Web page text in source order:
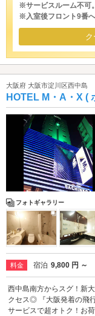
※サービスルーム不可。
※入室後フロント9番
大阪府 大阪市淀川区西中島
HOTEL M・A・X (
フォトギャラリー
料金 宿泊 9,800 円 ～
西中島南方からスグ！新
クセス◎ 『大阪発着の飛
サービスで超オトク！お